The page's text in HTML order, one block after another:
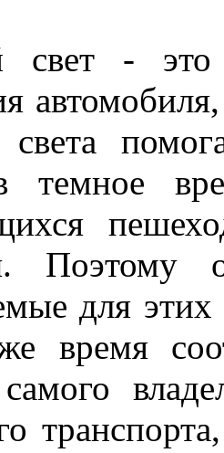
свет -
света
темное
Поэтому
для
время